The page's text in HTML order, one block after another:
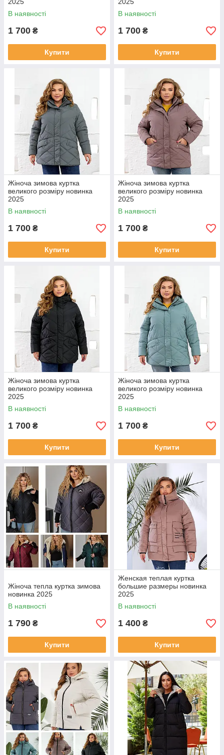
В наявності
1 700 ₴
Купити
В наявності
1 700 ₴
Купити
Жіноча зимова куртка
великого розміру новинка
2025
В наявності
1 700 ₴
Купити
Жіноча зимова куртка
великого розміру новинка
2025
В наявності
1 700 ₴
Купити
Жіноча зимова куртка
великого розміру новинка
2025
В наявності
1 700 ₴
Купити
Жіноча зимова куртка
великого розміру новинка
2025
В наявності
1 700 ₴
Купити
Жіноча тепла куртка зимова
новинка 2025
В наявності
1 790 ₴
Купити
Женская теплая куртка
большие размеры новинка
2025
В наявності
1 400 ₴
Купити